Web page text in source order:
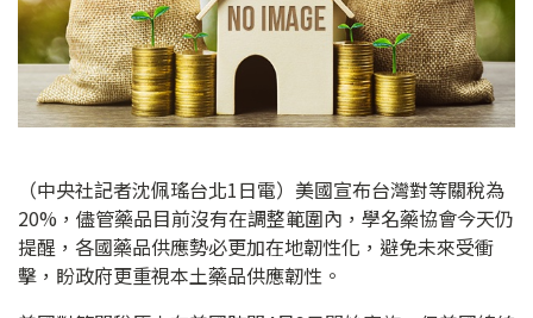
（中央社記者沈佩瑤台北1日電）美國宣布台灣對等關稅為
20%，儘管藥品目前沒有在調整範圍內，學名藥協會今天仍
提醒，各國藥品供應勢必更加在地韌性化，避免未來受衝
擊，盼政府更重視本土藥品供應韌性。